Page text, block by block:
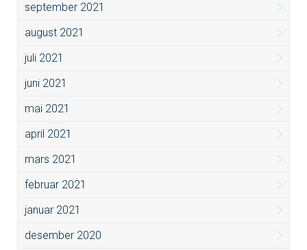
september 2021
august 2021
juli 2021
juni 2021
mai 2021
april 2021
mars 2021
februar 2021
januar 2021
desember 2020